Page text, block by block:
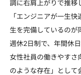
調に右肩上がりで推移
「エンジニアが一生
生を完備しているのが
週休2日制で、年間休
女性社員の働きやすさ
のような存在」として